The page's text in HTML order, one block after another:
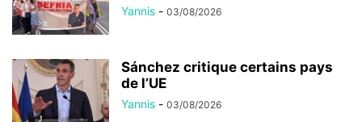
Yannis - 03/08/2026
Sánchez critique certains pays
de l’UE
Yannis - 03/08/2026